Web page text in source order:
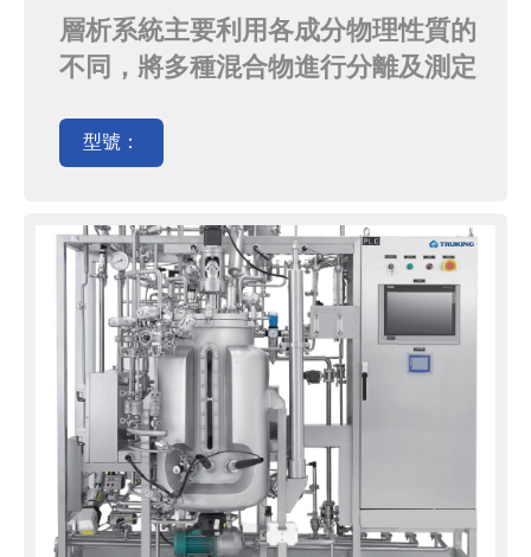
層析系統主要利用各成分物理性質的
不同，將多種混合物進行分離及測定
等複雜有機物有極高的分離能力。
型號：